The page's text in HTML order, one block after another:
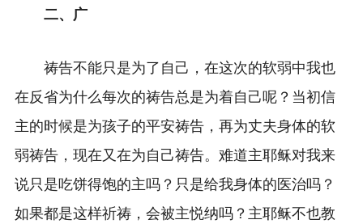
二、广
祷告不能只是为了自己，在这次的软弱中我也
在反省为什么每次的祷告总是为着自己呢？当初信
主的时候是为孩子的平安祷告，再为丈夫身体的软
弱祷告，现在又在为自己祷告。难道主耶稣对我来
说只是吃饼得饱的主吗？只是给我身体的医治吗？
如果都是这样祈祷，会被主悦纳吗？主耶稣不也教